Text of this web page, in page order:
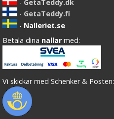
- GetaTeddy.dk
- GetaTeddy.fi
- Nalleriet.se
Betala dina nallar med:
Vi skickar med Schenker & Posten: